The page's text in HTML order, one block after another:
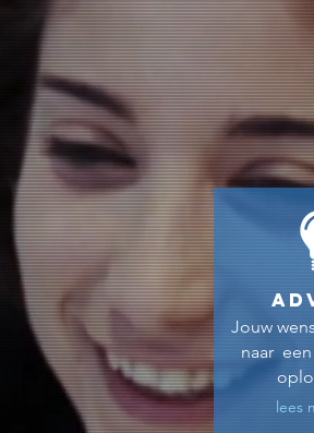
Jouw
naar
lees